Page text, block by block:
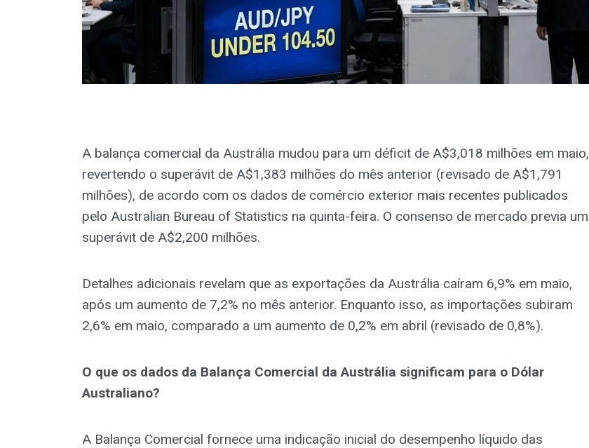
A balança comercial da Austrália mudou para um déficit de A$3,018 milhões em maio,
revertendo o superávit de A$1,383 milhões do mês anterior (revisado de A$1,791
milhões), de acordo com os dados de comércio exterior mais recentes publicados
pelo Australian Bureau of Statistics na quinta-feira. O consenso de mercado previa um
superávit de A$2,200 milhões.
Detalhes adicionais revelam que as exportações da Austrália caíram 6,9% em maio,
após um aumento de 7,2% no mês anterior. Enquanto isso, as importações subiram
2,6% em maio, comparado a um aumento de 0,2% em abril (revisado de 0,8%).
O que os dados da Balança Comercial da Austrália significam para o Dólar
Australiano?
A Balança Comercial fornece uma indicação inicial do desempenho líquido das